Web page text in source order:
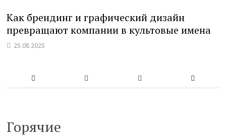
Как брендинг и графический дизайн
превращают компании в культовые имена
25.08.2025
Горячие